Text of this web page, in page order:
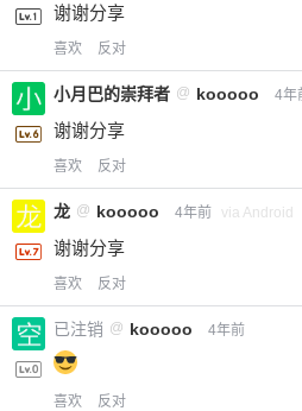
谢谢分享
喜欢 反对
小月巴的崇拜者 @ kooooo 4年
谢谢分享
喜欢 反对
龙 @ kooooo 4年前 via Android
谢谢分享
喜欢 反对
已注销 @ kooooo 4年前
喜欢 反对